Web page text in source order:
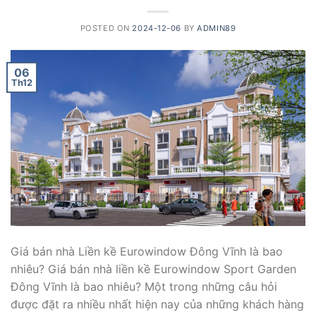
POSTED ON 2024-12-06 BYADMIN89
06
Th12
Giá bán nhà Liền kề Eurowindow Đông Vĩnh là bao
nhiêu? Giá bán nhà liền kề Eurowindow Sport Garden
Đông Vĩnh là bao nhiêu? Một trong những câu hỏi
được đặt ra nhiều nhất hiện nay của những khách hàng